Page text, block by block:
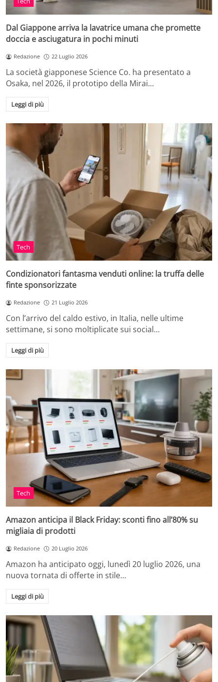
Dal Giappone arriva la lavatrice umana che promette
doccia e asciugatura in pochi minuti
Redazione 22 Luglio 2026
La società giapponese Science Co. ha presentato a
Osaka, nel 2026, il prototipo della Mirai…
Leggi di più
Tech
Condizionatori fantasma venduti online: la truffa delle
finte sponsorizzate
Redazione 21 Luglio 2026
Con l’arrivo del caldo estivo, in Italia, nelle ultime
settimane, si sono moltiplicate sui social…
Leggi di più
Tech
Amazon anticipa il Black Friday: sconti fino all’80% su
migliaia di prodotti
Redazione 20 Luglio 2026
Amazon ha anticipato oggi, lunedì 20 luglio 2026, una
nuova tornata di offerte in stile…
Leggi di più